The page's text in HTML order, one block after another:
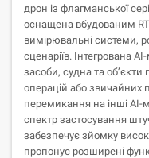
дрон із флагманської
оснащена вбудованим
вимірювальні системи,
сценаріїв. Інтегрована
засоби, судна та
операцій або звичайних
перемикання на інші
спектр застосування
забезпечує зйомку
пропонує розширені